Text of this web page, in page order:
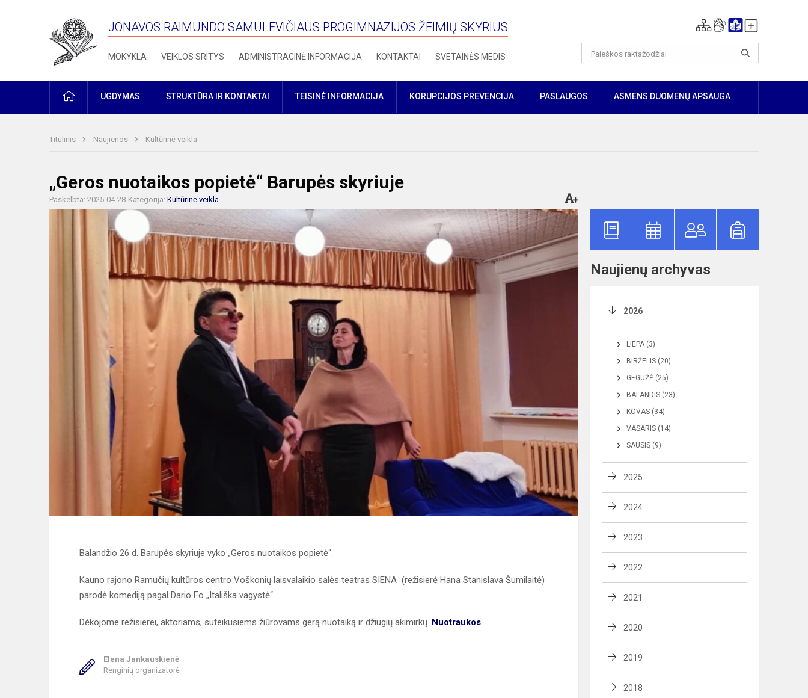
JONAVOS RAIMUNDO SAMULEVIČIAUS PROGIMNAZIJOS ŽEIMIŲ SKYRIUS
MOKYKLA VEIKLOS SRITYS ADMINISTRACINĖ INFORMACIJA KONTAKTAI SVETAINĖS MEDIS
PRADŽIAUGDYMAS STRUKTŪRA IR KONTAKTAI TEISINĖ INFORMACIJA KORUPCIJOS PREVENCIJA PASLAUGOS ASMENS DUOMENŲ APSAUGA
Titulinis Naujienos Kultūrinė veikla
„Geros nuotaikos popietė“ Barupės skyriuje
Paskelbta: 2025-04-28 Kategorija: Kultūrinė veikla
Balandžio 26 d. Barupės skyriuje vyko „Geros nuotaikos popietė“.
Kauno rajono Ramučių kultūros centro Voškonių laisvalaikio salės teatras SIENA (režisierė Hana Stanislava Šumilaitė)
parodė komediją pagal Dario Fo „Itališka vagystė“.
Dėkojome režisierei, aktoriams, suteikusiems žiūrovams gerą nuotaiką ir džiugių akimirkų. Nuotraukos
Elena Jankauskienė
Renginių organizatorė
Naujienų archyvas
2026
LIEPA (3)
BIRŽELIS (20)
GEGUŽĖ (25)
BALANDIS (23)
KOVAS (34)
VASARIS (14)
SAUSIS (9)
2025
2024
2023
2022
2021
2020
2019
2018